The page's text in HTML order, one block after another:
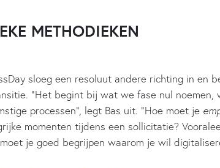
METHODIEKEN
sloeg een resoluut andere richting in en
“Het begint bij wat we fase nul
processen”, legt Bas uit. “Hoe moet je
momenten tijdens een sollicitatie?
je goed begrijpen waarom je wil